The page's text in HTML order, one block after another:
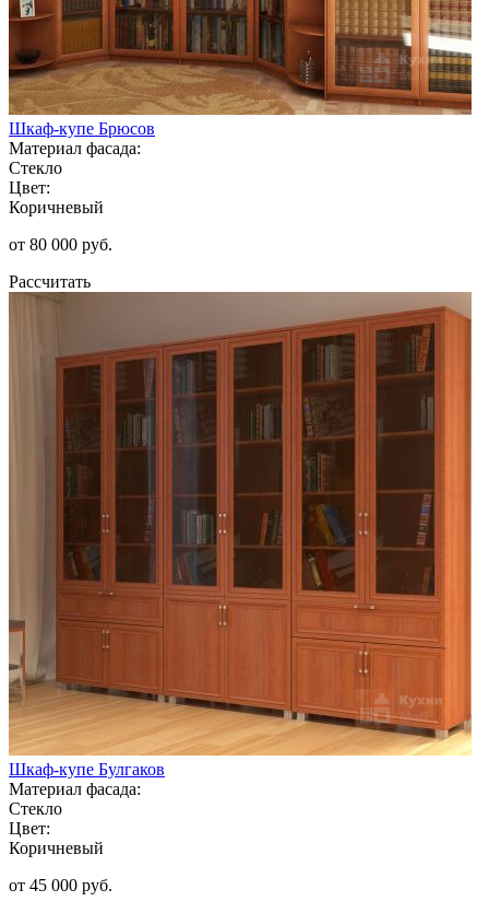
Шкаф-купе Брюсов
Материал фасада:
Стекло
Цвет:
Коричневый
от 80 000 руб.
Рассчитать
Шкаф-купе Булгаков
Материал фасада:
Стекло
Цвет:
Коричневый
от 45 000 руб.